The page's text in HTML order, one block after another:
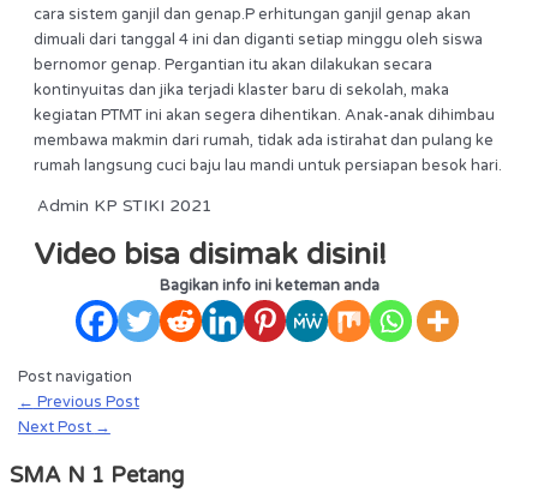
cara sistem ganjil dan genap.P erhitungan ganjil genap akan
dimuali dari tanggal 4 ini dan diganti setiap minggu oleh siswa
bernomor genap. Pergantian itu akan dilakukan secara
kontinyuitas dan jika terjadi klaster baru di sekolah, maka
kegiatan PTMT ini akan segera dihentikan. Anak-anak dihimbau
membawa makmin dari rumah, tidak ada istirahat dan pulang ke
rumah langsung cuci baju lau mandi untuk persiapan besok hari.
Admin KP STIKI 2021
Video bisa disimak disini!
Bagikan info ini keteman anda
Post navigation
← Previous Post
Next Post →
SMA N 1 Petang